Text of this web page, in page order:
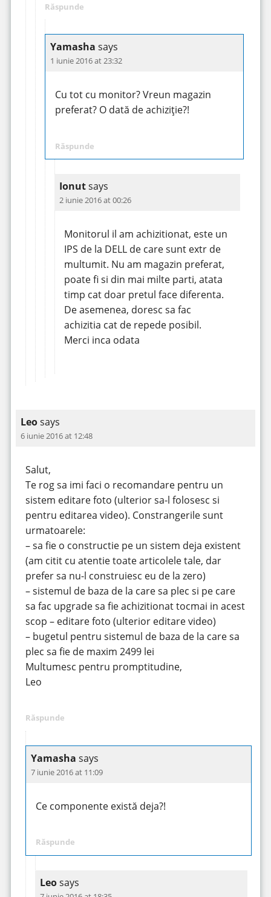
Răspunde
Yamasha says
1 iunie 2016 at 23:32
Cu tot cu monitor? Vreun magazin
preferat? O dată de achiziție?!
Răspunde
Ionutsays
2 iunie 2016 at 00:26
Monitorul il am achizitionat, este un
IPS de la DELL de care sunt extr de
multumit. Nu am magazin preferat,
poate fi si din mai milte parti, atata
timp cat doar pretul face diferenta.
De asemenea, doresc sa fac
achizitia cat de repede posibil.
Merci inca odata
Leosays
6 iunie 2016 at 12:48
Salut,
Te rog sa imi faci o recomandare pentru un
sistem editare foto (ulterior sa-l folosesc si
pentru editarea video). Constrangerile sunt
urmatoarele:
– sa fie o constructie pe un sistem deja existent
(am citit cu atentie toate articolele tale, dar
prefer sa nu-l construiesc eu de la zero)
– sistemul de baza de la care sa plec si pe care
sa fac upgrade sa fie achizitionat tocmai in acest
scop – editare foto (ulterior editare video)
– bugetul pentru sistemul de baza de la care sa
plec sa fie de maxim 2499 lei
Multumesc pentru promptitudine,
Leo
Răspunde
Yamasha says
7 iunie 2016 at 11:09
Ce componente există deja?!
Răspunde
Leosays